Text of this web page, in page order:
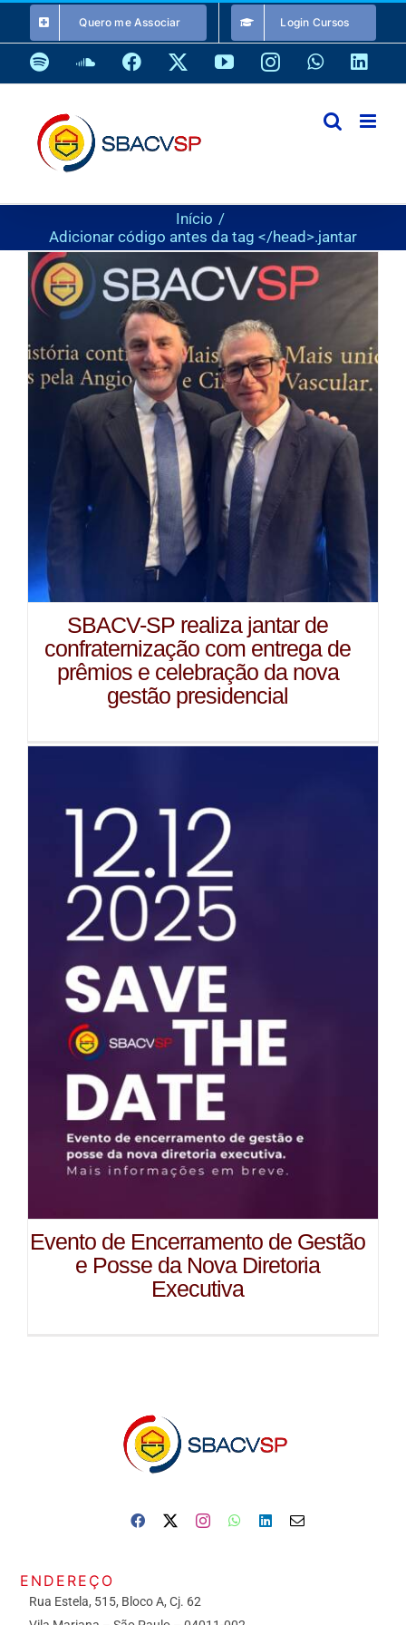
o
conteúdo
Quero me Associar Login Cursos
SpotifySoundCloud
Facebook YouTubeInstagramWhatsApp
Início
Adicionar código antes da tag </head>.jantar
SBACV-SP realiza jantar de
confraternização com entrega de
prêmios e celebração da nova
gestão presidencial
Evento de Encerramento de Gestão
e Posse da Nova Diretoria
Executiva
ENDEREÇO
Rua Estela, 515, Bloco A, Cj. 62